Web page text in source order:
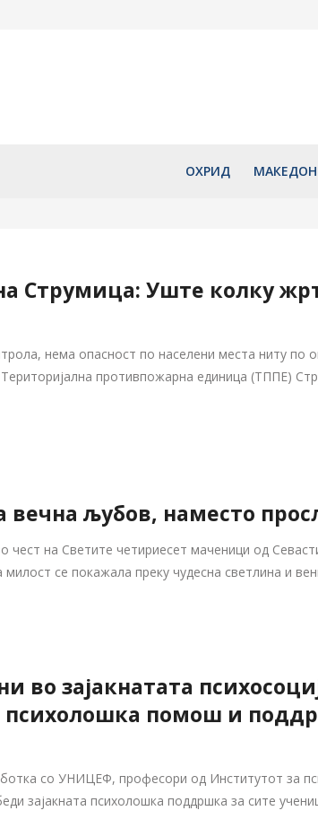
ОХРИД
Струмица: Уште колку
нема опасност по населени места ниту по
противпожарна единица (ТППЕ)
љубов, наместо
на Светите четириесет маченици од
се покажала преку чудесна светлина и
во зајакнатата
психолошка помош и
со УНИЦЕФ, професори од Институтот за
зајакната психолошка поддршка за сите